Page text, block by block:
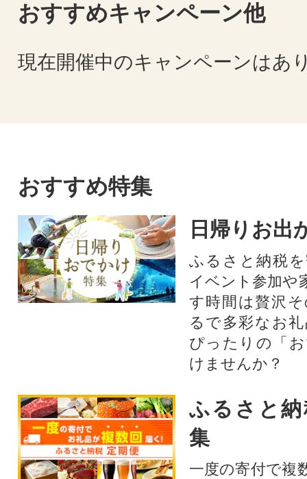
おすすめキャンペーン他
現在開催中のキャンペーンはあ
おすすめ特集
日帰りお出
ふるさと納税
イベント参加や
す時間は贅沢
るで多彩なお
ぴったりの「
けませんか？
ふるさと
集
一度の寄付で複